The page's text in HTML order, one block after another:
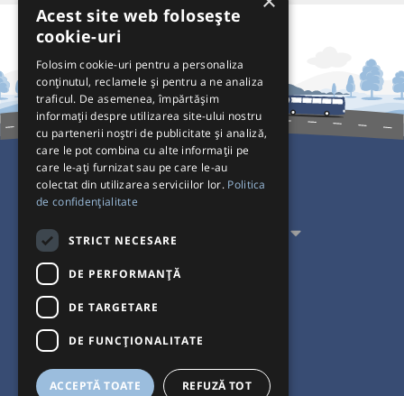
Pentru Călători
Pentru Transportatori
Interacționăm
Acceptăm plăți cu
Acest site web folosește
cookie-uri
Folosim cookie-uri pentru a personaliza
conținutul, reclamele și pentru a ne analiza
traficul. De asemenea, împărtășim
informații despre utilizarea site-ului nostru
cu partenerii noștri de publicitate și analiză,
care le pot combina cu alte informații pe
care le-ați furnizat sau pe care le-au
colectat din utilizarea serviciilor lor. Politica
de confidențialitate
STRICT NECESARE
DE PERFORMANȚĂ
DE TARGETARE
DE FUNCŢIONALITATE
ACCEPTĂ TOATE REFUZĂ TOT